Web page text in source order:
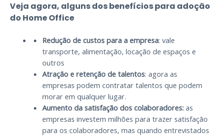
Veja agora, alguns dos benefícios para adoção
do Home Office
Redução de custos para a empresa: vale
transporte, alimentação, locação de espaços e
outros
Atração e retenção de talentos: agora as
empresas podem contratar talentos que podem
morar em qualquer lugar.
Aumento da satisfação dos colaboradores:as
empresas investem milhões para trazer satisfação
para os colaboradores, mas quando entrevistados